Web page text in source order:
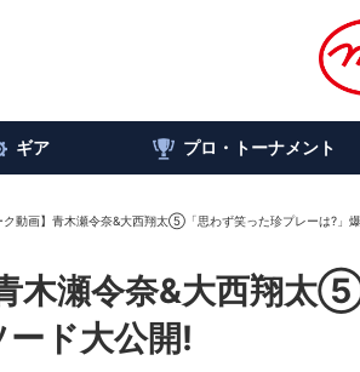
ギア プロ・トーナメント
ク動画】青木瀬令奈&大西翔太⑤「思わず笑った珍プレーは?」
木瀬令奈&大西翔
ド大公開!